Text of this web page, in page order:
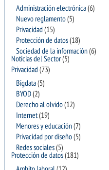
Administración electrónica(6)
Nuevo reglamento(5)
Privacidad (15)
Protección de datos(18)
Sociedad de la información(6)
Noticias del Sector(5)
Privacidad (73)
Bigdata(5)
BYOD(2)
Derecho al olvido(12)
Internet(19)
Menores y educación(7)
Privacidad por diseño(5)
Redes sociales(5)
Protección de datos(181)